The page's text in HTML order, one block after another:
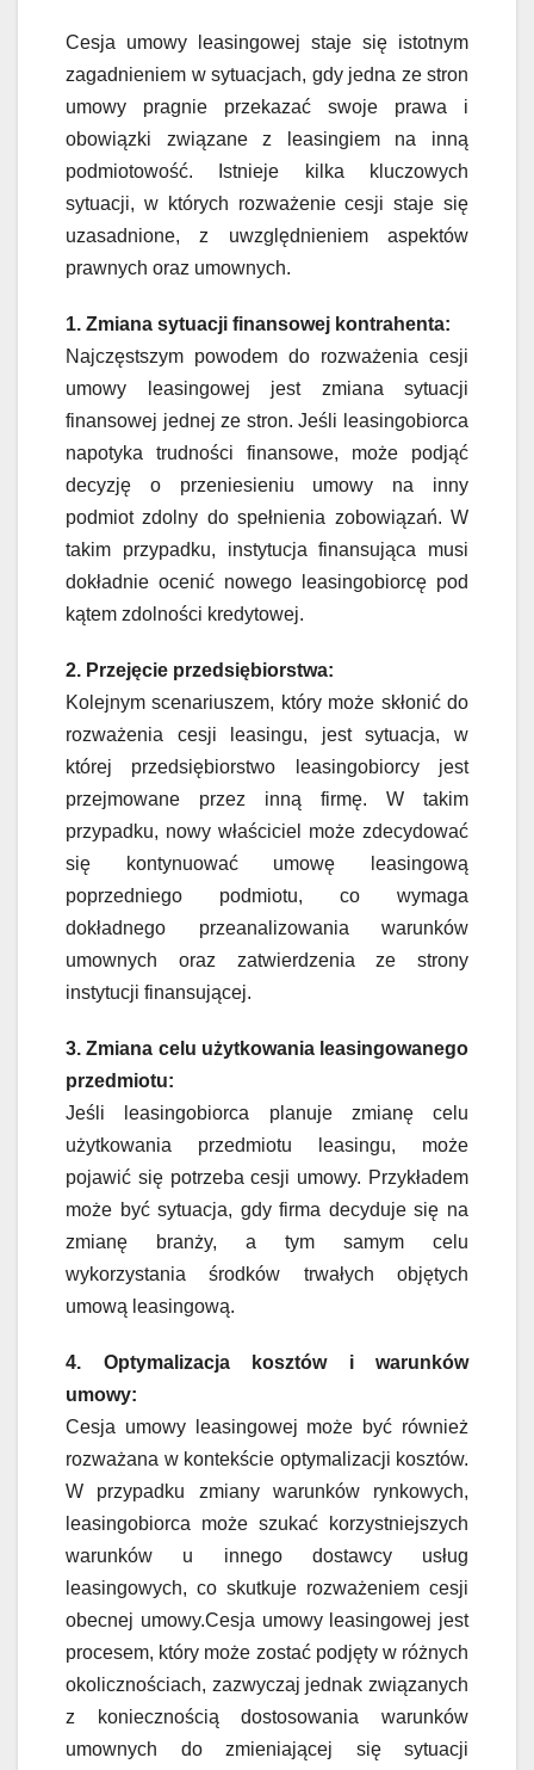
Cesja umowy leasingowej staje się istotnym
zagadnieniem w sytuacjach, gdy jedna ze stron
umowy pragnie przekazać swoje prawa i
obowiązki związane z leasingiem na inną
podmiotowość. Istnieje kilka kluczowych
sytuacji, w których rozważenie cesji staje się
uzasadnione, z uwzględnieniem aspektów
prawnych oraz umownych.
1. Zmiana sytuacji finansowej kontrahenta:
Najczęstszym powodem do rozważenia cesji
umowy leasingowej jest zmiana sytuacji
finansowej jednej ze stron. Jeśli leasingobiorca
napotyka trudności finansowe, może podjąć
decyzję o przeniesieniu umowy na inny
podmiot zdolny do spełnienia zobowiązań. W
takim przypadku, instytucja finansująca musi
dokładnie ocenić nowego leasingobiorcę pod
kątem zdolności kredytowej.
2. Przejęcie przedsiębiorstwa:
Kolejnym scenariuszem, który może skłonić do
rozważenia cesji leasingu, jest sytuacja, w
której przedsiębiorstwo leasingobiorcy jest
przejmowane przez inną firmę. W takim
przypadku, nowy właściciel może zdecydować
się kontynuować umowę leasingową
poprzedniego podmiotu, co wymaga
dokładnego przeanalizowania warunków
umownych oraz zatwierdzenia ze strony
instytucji finansującej.
3. Zmiana celu użytkowania leasingowanego
przedmiotu:
Jeśli leasingobiorca planuje zmianę celu
użytkowania przedmiotu leasingu, może
pojawić się potrzeba cesji umowy. Przykładem
może być sytuacja, gdy firma decyduje się na
zmianę branży, a tym samym celu
wykorzystania środków trwałych objętych
umową leasingową.
4. Optymalizacja kosztów i warunków
umowy:
Cesja umowy leasingowej może być również
rozważana w kontekście optymalizacji kosztów.
W przypadku zmiany warunków rynkowych,
leasingobiorca może szukać korzystniejszych
warunków u innego dostawcy usług
leasingowych, co skutkuje rozważeniem cesji
obecnej umowy.Cesja umowy leasingowej jest
procesem, który może zostać podjęty w różnych
okolicznościach, zazwyczaj jednak związanych
z koniecznością dostosowania warunków
umownych do zmieniającej się sytuacji